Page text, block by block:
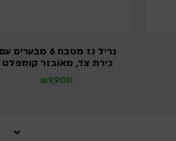
גריל גז מטבח 6 מבערים
כירת צד, מאובזר קומפלט
9,900
₪